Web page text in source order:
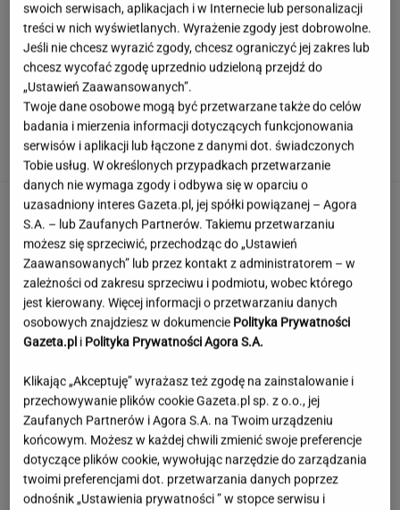
Muzułmanin i narodowiec. Kim jest raper,
który wystąpił przed Nawrockim?
Rekord padł w niewielkim stawie. Taki okaz
trafia się bardzo rzadko
swoich serwisach, aplikacjach i w Internecie lub personalizacji
treści w nich wyświetlanych. Wyrażenie zgody jest dobrowolne.
Jeśli nie chcesz wyrazić zgody, chcesz ograniczyć jej zakres lub
chcesz wycofać zgodę uprzednio udzieloną przejdź do
„Ustawień Zaawansowanych”.
Twoje dane osobowe mogą być przetwarzane także do celów
badania i mierzenia informacji dotyczących funkcjonowania
serwisów i aplikacji lub łączone z danymi dot. świadczonych
Tobie usług. W określonych przypadkach przetwarzanie
danych nie wymaga zgody i odbywa się w oparciu o
uzasadniony interes Gazeta.pl, jej spółki powiązanej – Agora
S.A. – lub Zaufanych Partnerów. Takiemu przetwarzaniu
możesz się sprzeciwić, przechodząc do „Ustawień
Zaawansowanych” lub przez kontakt z administratorem – w
zależności od zakresu sprzeciwu i podmiotu, wobec którego
jest kierowany. Więcej informacji o przetwarzaniu danych
osobowych znajdziesz w dokumencie Polityka Prywatności
Gazeta.pl i Polityka Prywatności Agora S.A.
Klikając „Akceptuję” wyrażasz też zgodę na zainstalowanie i
przechowywanie plików cookie Gazeta.pl sp. z o.o., jej
Zaufanych Partnerów i Agora S.A. na Twoim urządzeniu
końcowym. Możesz w każdej chwili zmienić swoje preferencje
dotyczące plików cookie, wywołując narzędzie do zarządzania
twoimi preferencjami dot. przetwarzania danych poprzez
odnośnik „Ustawienia prywatności ” w stopce serwisu i